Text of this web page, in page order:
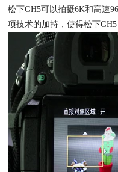
松下GH5可以拍摄6K和高速
项技术的加持，使得松下